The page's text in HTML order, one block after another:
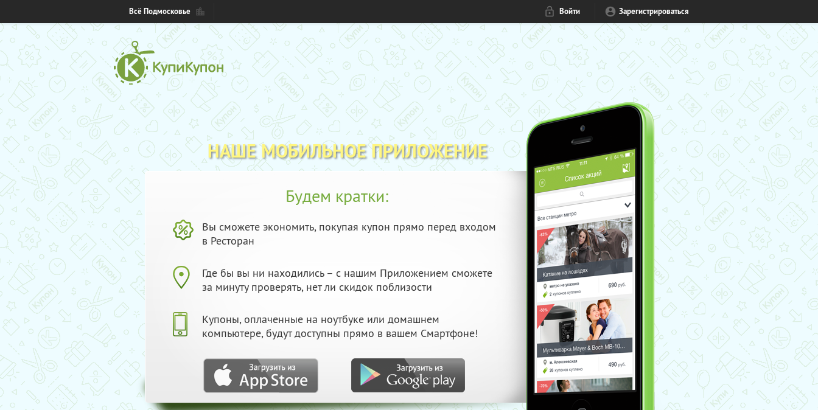
Всё Подмосковье Войти Зарегистрироваться
НАШЕ МОБИЛЬНОЕ ПРИЛОЖЕНИЕ
Будем кратки:
Вы сможете экономить, покупая купон прямо перед входом
в Ресторан
Где бы вы ни находились – с нашим Приложением сможете
за минуту проверять, нет ли скидок поблизости
Купоны, оплаченные на ноутбуке или домашнем
компьютере, будут доступны прямо в вашем Смартфоне!